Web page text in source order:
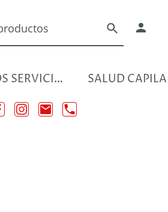
NUESTROS SERVICIOS SALUD